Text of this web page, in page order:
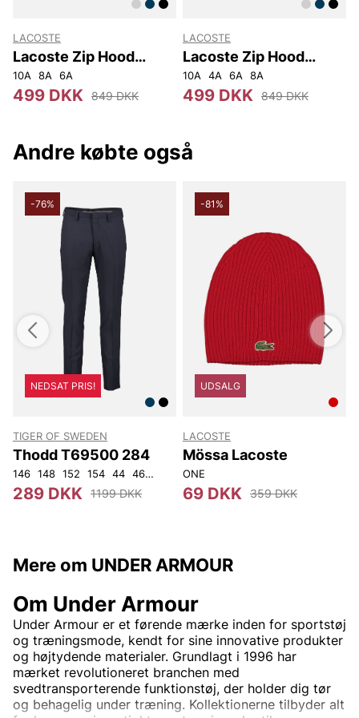
LACOSTE
Lacoste Zip Hood
SJ9723
10A 8A 6A
499 DKK 849 DKK
LACOSTE
Lacoste Zip Hood
SJ9723
10A 4A 6A 8A
499 DKK 849 DKK
Andre købte også
-76%
NEDSAT PRIS!
TIGER OF SWEDEN
Thodd T69500 284
146 148 152 154 44 46 48 50 52
289 DKK 1199 DKK
-81%
UDSALG
LACOSTE
Mössa Lacoste
ONE
69 DKK 359 DKK
Mere om UNDER ARMOUR
Om Under Armour
Under Armour er et førende mærke inden for sportstøj
og træningsmode, kendt for sine innovative produkter
og højtydende materialer. Grundlagt i 1996 har
mærket revolutioneret branchen med
svedtransporterende funktionstøj, der holder dig tør
og behagelig under træning. Kollektionerne tilbyder alt